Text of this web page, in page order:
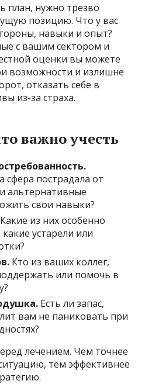
план, нужно трезво
позицию. Что у вас
навыки и опыт?
с вашим сектором и
оценки вы можете
возможности и излишне
отказать себе в
из-за страха.
важно учесть
сфера пострадала от
альтернативные
свои навыки?
Какие из них особенно
устарели или
Кто из ваших коллег,
или помочь в
Есть ли запас,
вам не паниковать при
лечением. Чем точнее
тем эффективнее